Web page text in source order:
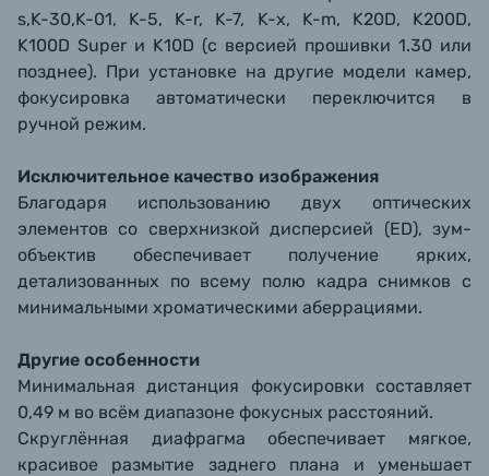
s,K-30,K-01, K-5, K-r, K-7, K-x, K-m, K20D, K200D,
K100D Super и K10D (с версией прошивки 1.30 или
позднее). При установке на другие модели камер,
фокусировка автоматически переключится в
ручной режим.
Исключительное качество изображения
Благодаря использованию двух оптических
элементов со сверхнизкой дисперсией (ED), зум-
объектив обеспечивает получение ярких,
детализованных по всему полю кадра снимков с
минимальными хроматическими аберрациями.
Другие особенности
Минимальная дистанция фокусировки составляет
0,49 м во всём диапазоне фокусных расстояний.
Скруглённая диафрагма обеспечивает мягкое,
красивое размытие заднего плана и уменьшает